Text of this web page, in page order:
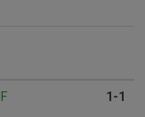
1-1